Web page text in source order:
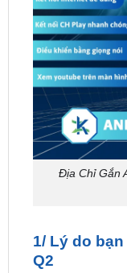
Địa Chỉ Gắn
1/ Lý do
Tăng cường